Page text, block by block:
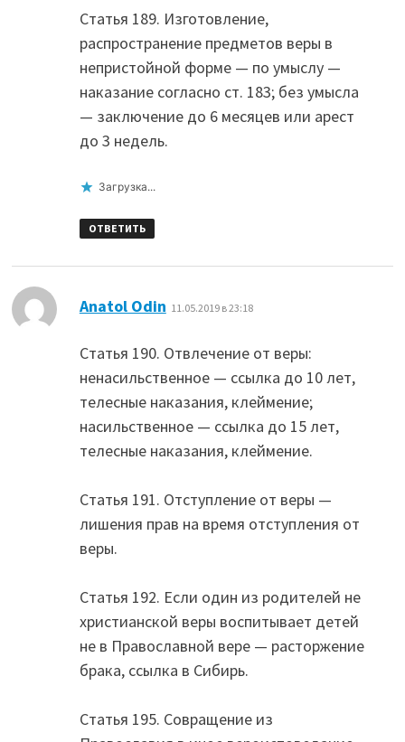
Статья 189. Изготовление,
распространение предметов веры в
непристойной форме — по умыслу —
наказание согласно ст. 183; без умысла
— заключение до 6 месяцев или арест
до 3 недель.
Загрузка...
ОТВЕТИТЬ
Anatol Odin 11.05.2019 в 23:18
Статья 190. Отвлечение от веры:
ненасильственное — ссылка до 10 лет,
телесные наказания, клеймение;
насильственное — ссылка до 15 лет,
телесные наказания, клеймение.
Статья 191. Отступление от веры —
лишения прав на время отступления от
веры.
Статья 192. Если один из родителей не
христианской веры воспитывает детей
не в Православной вере — расторжение
брака, ссылка в Сибирь.
Статья 195. Совращение из